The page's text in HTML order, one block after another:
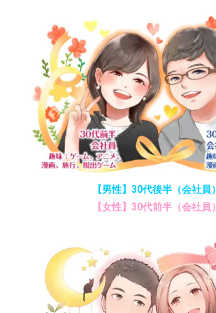
【男性】30代後半（会社員）
【女性】30代前半（会社員）